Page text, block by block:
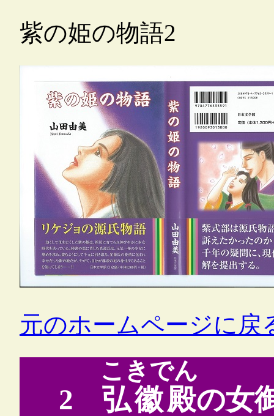
紫の姫の物語2
元のホームページに戻
2 弘徽殿
こきでん
の女